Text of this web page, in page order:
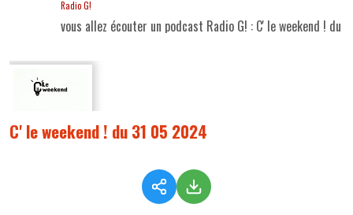
Radio G!
vous allez écouter un podcast Radio G! : C' le weekend ! du
C' le weekend ! du 31 05 2024